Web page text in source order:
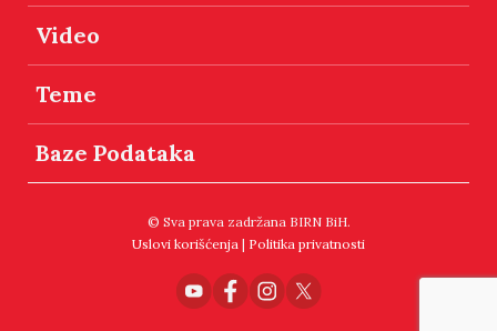
Video
Teme
Baze Podataka
© Sva prava zadržana BIRN BiH.
Uslovi korišćenja | Politika privatnosti